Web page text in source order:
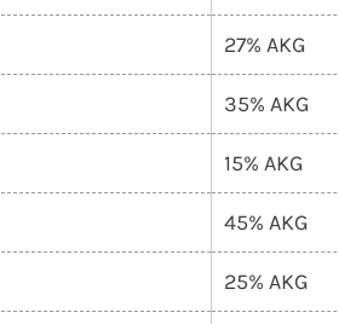
27% AKG
35% AKG
15% AKG
45% AKG
25% AKG